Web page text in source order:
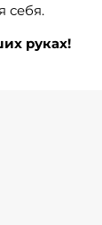
себя.
руках!